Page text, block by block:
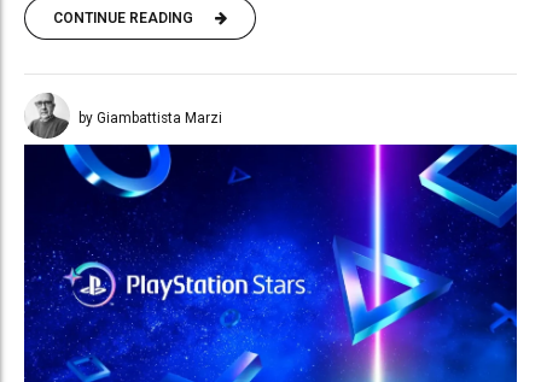
CONTINUE READING
by Giambattista Marzi